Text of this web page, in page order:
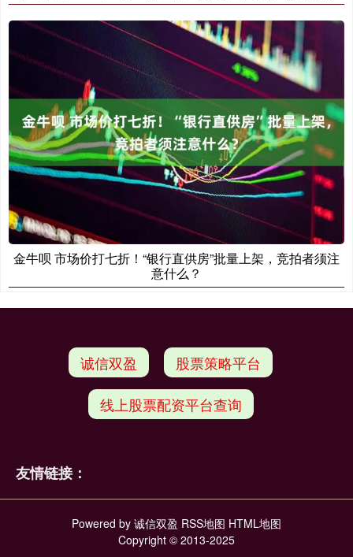
金牛呗 市场价打七折！“银行直供房”批量上架，竞拍者须注
意什么？
诚信双盈 股票策略平台
线上股票配资平台查询
友情链接：
Powered by 诚信双盈 RSS地图 HTML地图
Copyright © 2013-2025